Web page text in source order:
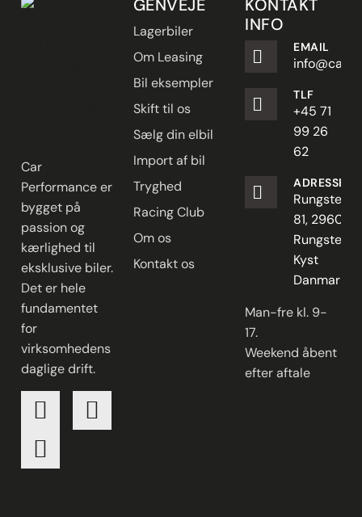
Car
Performance er
bygget på
passion og
kærlighed til
eksklusive biler.
Det er hele
fundamentet
for
virksomhedens
daglige drift.
GENVEJE
Lagerbiler
Om Leasing
Bil eksempler
Skift til os
Sælg din elbil
Import af bil
Tryghed
Racing Club
Om os
Kontakt os
KONTAKT
INFO
EMAIL
TLF
+45 71
99 26
62
ADRESSE
81, 2960
Rungsted
Kyst
Danmark
Man-fre kl. 9-
17.
Weekend åbent
efter aftale